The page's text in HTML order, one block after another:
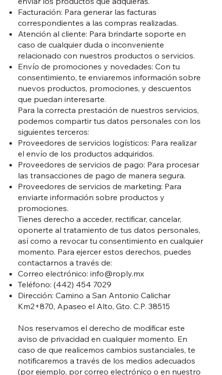
Facturación: Para generar las facturas
correspondientes a las compras realizadas.
Atención al cliente: Para brindarte soporte en
caso de cualquier duda o inconveniente
relacionado con nuestros productos o servicios.
Envío de promociones y novedades: Con tu
consentimiento, te enviaremos información sobre
nuevos productos, promociones, y descuentos
que puedan interesarte.
Para la correcta prestación de nuestros servicios,
podemos compartir tus datos personales con los
siguientes terceros:
Proveedores de servicios logísticos: Para realizar
el envío de los productos adquiridos.
Proveedores de servicios de pago: Para procesar
las transacciones de pago de manera segura.
Proveedores de servicios de marketing: Para
enviarte información sobre productos y
promociones.
Tienes derecho a acceder, rectificar, cancelar,
oponerte al tratamiento de tus datos personales,
así como a revocar tu consentimiento en cualquier
momento. Para ejercer estos derechos, puedes
contactarnos a través de:
Correo electrónico: info@roply.mx
Teléfono: (442) 454 7029
Dirección: Camino a San Antonio Calichar
Km2+870, Apaseo el Alto, Gto. C.P. 38515
Nos reservamos el derecho de modificar este
aviso de privacidad en cualquier momento. En
caso de que realicemos cambios sustanciales, te
notificaremos a través de los medios adecuados
(por ejemplo, por correo electrónico o en nuestro